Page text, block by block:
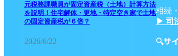
元税務課職員が固定資産税（土地）計算方法
を説明！住宅解体・更地・特定空き家で土地
の固定資産税が６倍？
2026/6/22
相続
▶ 司
🔍サ